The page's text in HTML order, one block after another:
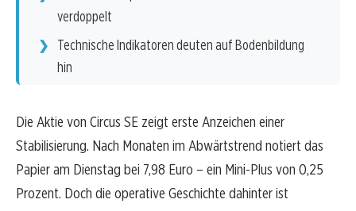
verdoppelt
Technische Indikatoren deuten auf Bodenbildung
hin
Die Aktie von Circus SE zeigt erste Anzeichen einer
Stabilisierung. Nach Monaten im Abwärtstrend notiert das
Papier am Dienstag bei 7,98 Euro – ein Mini-Plus von 0,25
Prozent. Doch die operative Geschichte dahinter ist